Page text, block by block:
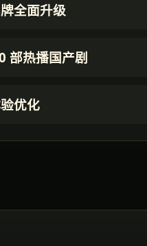
全面升级
部热播国产剧
优化